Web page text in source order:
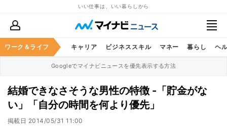
いい仕事は、いい暮らしから
ワーク＆ライフ キャリア ビジネススキル マネー 暮らし ヘ
Googleでマイナビニュースを優先表示する方法
結婚できなさそうな男性の特徴 -「貯金がな
い」「自分の時間を何より優先」
掲載日 2014/05/31 11:00